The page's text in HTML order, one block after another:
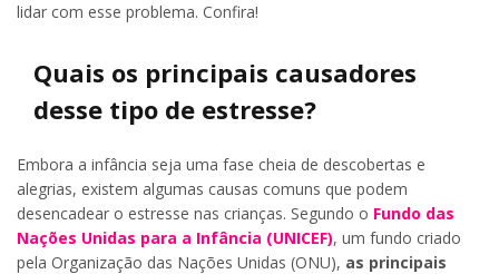
lidar com esse problema. Confira!
Quais os principais causadores
desse tipo de estresse?
Embora a infância seja uma fase cheia de descobertas e
alegrias, existem algumas causas comuns que podem
desencadear o estresse nas crianças. Segundo o Fundo das
Nações Unidas para a Infância (UNICEF), um fundo criado
pela Organização das Nações Unidas (ONU), as principais